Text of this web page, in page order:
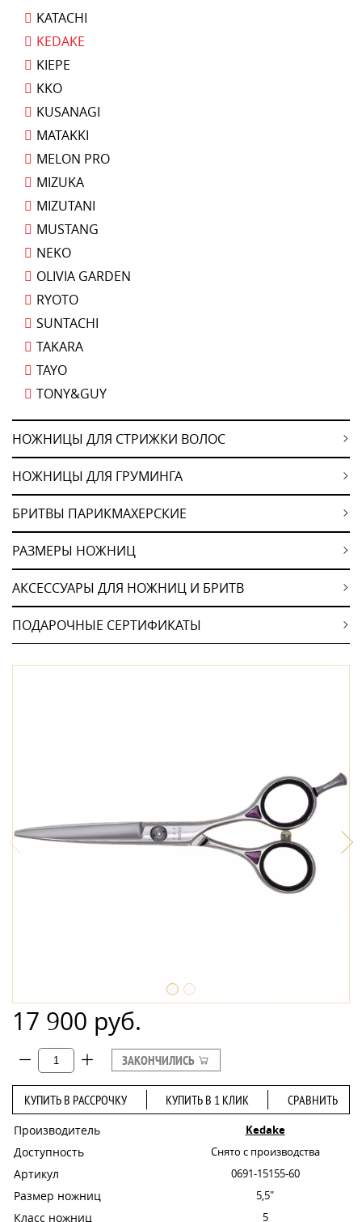
KATACHI
KEDAKE
KIEPE
KKO
KUSANAGI
MATAKKI
MELON PRO
MIZUKA
MIZUTANI
MUSTANG
NEKO
OLIVIA GARDEN
RYOTO
SUNTACHI
TAKARA
TAYO
TONY&GUY
НОЖНИЦЫ ДЛЯ СТРИЖКИ ВОЛОС
НОЖНИЦЫ ДЛЯ ГРУМИНГА
БРИТВЫ ПАРИКМАХЕРСКИЕ
РАЗМЕРЫ НОЖНИЦ
АКСЕССУАРЫ ДЛЯ НОЖНИЦ И БРИТВ
ПОДАРОЧНЫЕ СЕРТИФИКАТЫ
17 900 руб.
ЗАКОНЧИЛИСЬ
КУПИТЬ В РАССРОЧКУ КУПИТЬ В 1 КЛИК СРАВНИТЬ
Производитель Kedake
Доступность Снято с производства
Артикул 0691-15155-60
Размер ножниц 5,5"
Класс ножниц 5